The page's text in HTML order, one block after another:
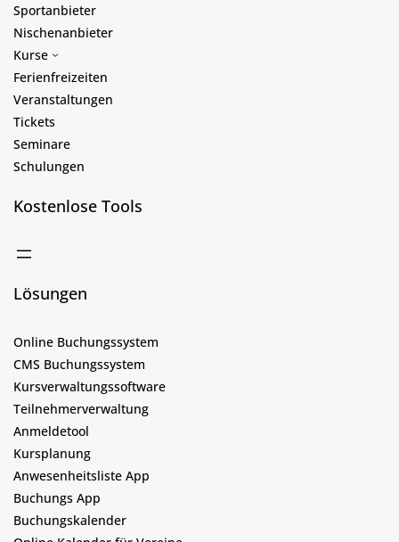
Sportanbieter
Nischenanbieter
Kurse
Ferienfreizeiten
Veranstaltungen
Tickets
Seminare
Schulungen
Kostenlose Tools
Lösungen
Online Buchungssystem
CMS Buchungssystem
Kursverwaltungssoftware
Teilnehmerverwaltung
Anmeldetool
Kursplanung
Anwesenheitsliste App
Buchungs App
Buchungskalender